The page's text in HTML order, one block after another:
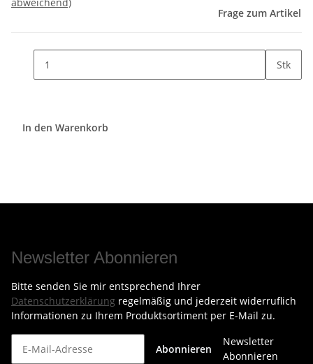
Frage zum Artikel
Stk
In den Warenkorb
Newsletter Abonnieren
Bitte senden Sie mir entsprechend Ihrer
Datenschutzerklärung regelmäßig und jederzeit widerruflich
Informationen zu Ihrem Produktsortiment per E-Mail zu.
Abonnieren
Newsletter
Abonnieren